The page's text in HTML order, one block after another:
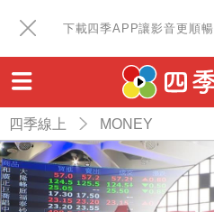
下載四季APP讓影音更順暢
四季線上 MONEY